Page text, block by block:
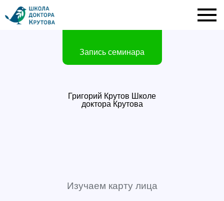
Изучаем карту лица
Запись семинара
Григорий Крутов Школе
доктора Крутова